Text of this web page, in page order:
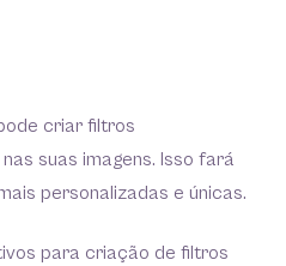
criar filtros
suas imagens. Isso fará
personalizadas e únicas.
para criação de filtros